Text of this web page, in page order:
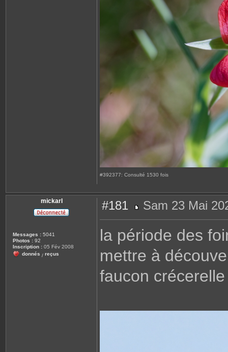
#392377: Consulté 1530 fois
mickarl
Messages : 5041
Photos : 92
Inscription : 05 Fév 2008
donnés / reçus
#181
e
Sam 23 Mai
la période des
mettre à
faucon